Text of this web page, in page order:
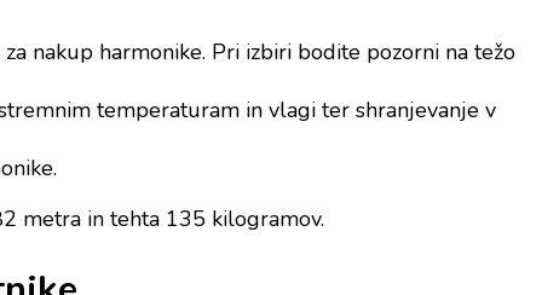
nakup harmonike. Pri izbiri bodite pozorni na težo
temperaturam in vlagi ter shranjevanje v
metra in tehta 135 kilogramov.